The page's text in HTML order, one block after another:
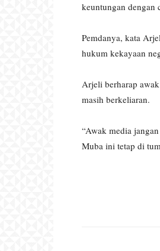
keuntungan dengan
Pemdanya, kata
hukum kekayaan
Arjeli berharap
masih berkeliaran.
“Awak media
Muba ini tetap di